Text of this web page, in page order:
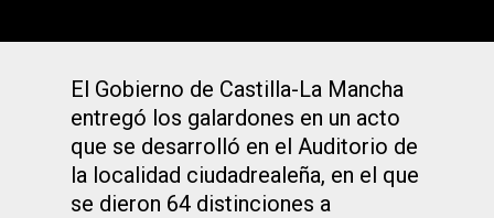
El Gobierno de Castilla-La Mancha
entregó los galardones en un acto
que se desarrolló en el Auditorio de
la localidad ciudadrealeña, en el que
se dieron 64 distinciones a